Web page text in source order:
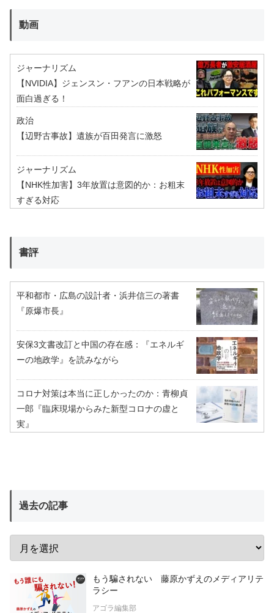
動画
ジャーナリズム
【NVIDIA】ジェンスン・フアンの日本戦略が
面白過ぎる！
政治
【辺野古事故】遺族が百田発言に激怒
ジャーナリズム
【NHK性加害】3年放置は意図的か：お粗末
すぎる対応
書評
平和都市・広島の設計者・浜井信三の著書
『原爆市長』
安保3文書改訂と中国の存在感：『エネルギ
ーの地政学』を読みながら
コロナ対策は本当に正しかったのか：青柳貞
一郎『臨床現場からみた新型コロナの虚と
実』
過去の記事
もう騙されない 藤原かずえのメディアリテ
ラシー
アゴラ編集部